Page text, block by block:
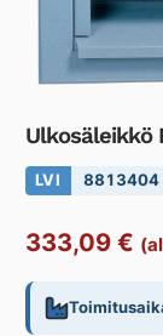
Ulkosäleikkö
LVI 8813404
333,09 €